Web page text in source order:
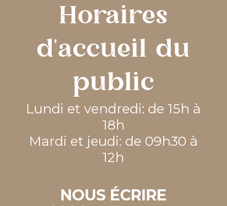
Horaires
d'accueil du
public
Lundi et vendredi: de 15h à
18h
Mardi et jeudi: de 09h30 à
12h
NOUS ÉCRIRE